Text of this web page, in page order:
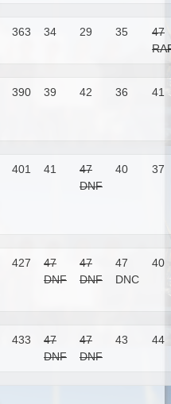
363 34 29 35
47
390 39 42 36 41
401 41
47
DNF
40 37
427
47
DNF
47
DNF
47
DNC
40
433
47
DNF
47
DNF
43 44